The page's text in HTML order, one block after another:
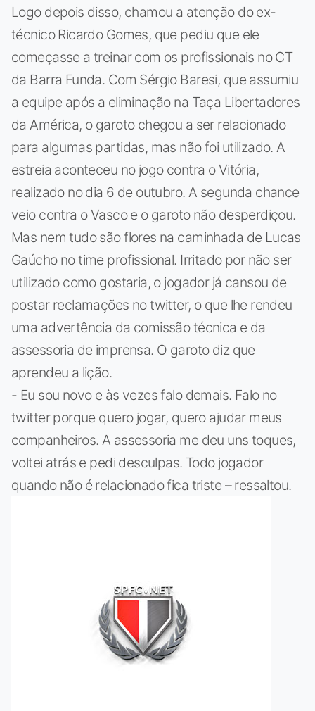
Logo depois disso, chamou a atenção do ex-
técnico Ricardo Gomes, que pediu que ele
começasse a treinar com os profissionais no CT
da Barra Funda. Com Sérgio Baresi, que assumiu
a equipe após a eliminação na Taça Libertadores
da América, o garoto chegou a ser relacionado
para algumas partidas, mas não foi utilizado. A
estreia aconteceu no jogo contra o Vitória,
realizado no dia 6 de outubro. A segunda chance
veio contra o Vasco e o garoto não desperdiçou.
Mas nem tudo são flores na caminhada de Lucas
Gaúcho no time profissional. Irritado por não ser
utilizado como gostaria, o jogador já cansou de
postar reclamações no twitter, o que lhe rendeu
uma advertência da comissão técnica e da
assessoria de imprensa. O garoto diz que
aprendeu a lição.
- Eu sou novo e às vezes falo demais. Falo no
twitter porque quero jogar, quero ajudar meus
companheiros. A assessoria me deu uns toques,
voltei atrás e pedi desculpas. Todo jogador
quando não é relacionado fica triste – ressaltou.